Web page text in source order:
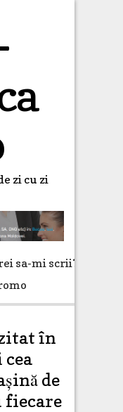
zi cu zi
sa-mi scrii?
în
de